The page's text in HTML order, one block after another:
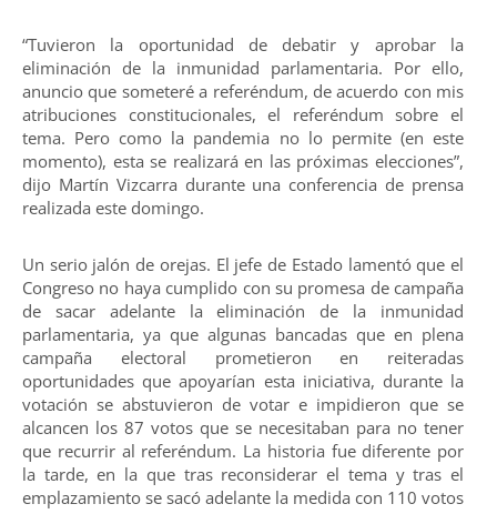
“Tuvieron la oportunidad de debatir y aprobar la
eliminación de la inmunidad parlamentaria. Por ello,
anuncio que someteré a referéndum, de acuerdo con mis
atribuciones constitucionales, el referéndum sobre el
tema. Pero como la pandemia no lo permite (en este
momento), esta se realizará en las próximas elecciones”,
dijo Martín Vizcarra durante una conferencia de prensa
realizada este domingo.
Un serio jalón de orejas. El jefe de Estado lamentó que el
Congreso no haya cumplido con su promesa de campaña
de sacar adelante la eliminación de la inmunidad
parlamentaria, ya que algunas bancadas que en plena
campaña electoral prometieron en reiteradas
oportunidades que apoyarían esta iniciativa, durante la
votación se abstuvieron de votar e impidieron que se
alcancen los 87 votos que se necesitaban para no tener
que recurrir al referéndum. La historia fue diferente por
la tarde, en la que tras reconsiderar el tema y tras el
emplazamiento se sacó adelante la medida con 110 votos